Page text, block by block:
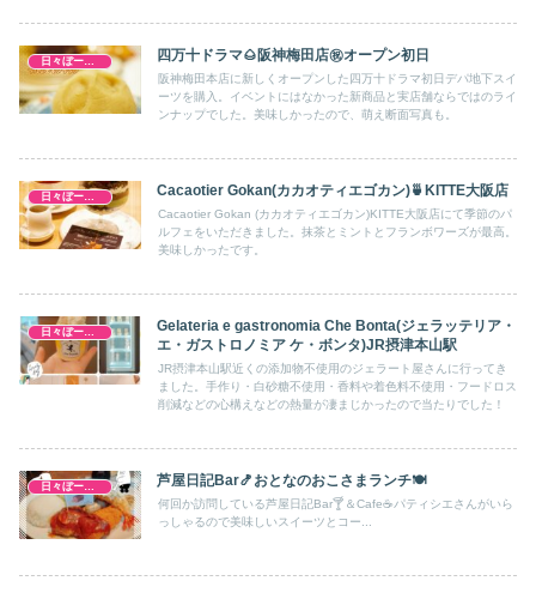
日々ぼーのぼーの 四万十ドラマ🌰阪神梅田店㊗️オープン初日
阪神梅田本店に新しくオープンした四万十ドラマ初日デパ地下スイ
ーツを購入。イベントにはなかった新商品と実店舗ならではのライ
ンナップでした。美味しかったので、萌え断面写真も。
日々ぼーのぼーの Cacaotier Gokan(カカオティエゴカン)🍵KITTE大阪店
Cacaotier Gokan (カカオティエゴカン)KITTE大阪店にて季節のパ
ルフェをいただきました。抹茶とミントとフランボワーズが最高。
美味しかったです。
Gelateria e gastronomia Che Bonta(ジェラッテリア・
エ・ガストロノミア ケ・ボンタ)JR摂津本山駅
JR摂津本山駅近くの添加物不使用のジェラート屋さんに行ってき
ました。手作り・白砂糖不使用・香料や着色料不使用・フードロス
削減などの心構えなどの熱量が凄まじかったので当たりでした！
芦屋日記Bar🍤おとなのおこさまランチ🍽
何回か訪問している芦屋日記Bar🍸＆Cafe☕パティシエさんがいら
っしゃるので美味しいスイーツとコー...